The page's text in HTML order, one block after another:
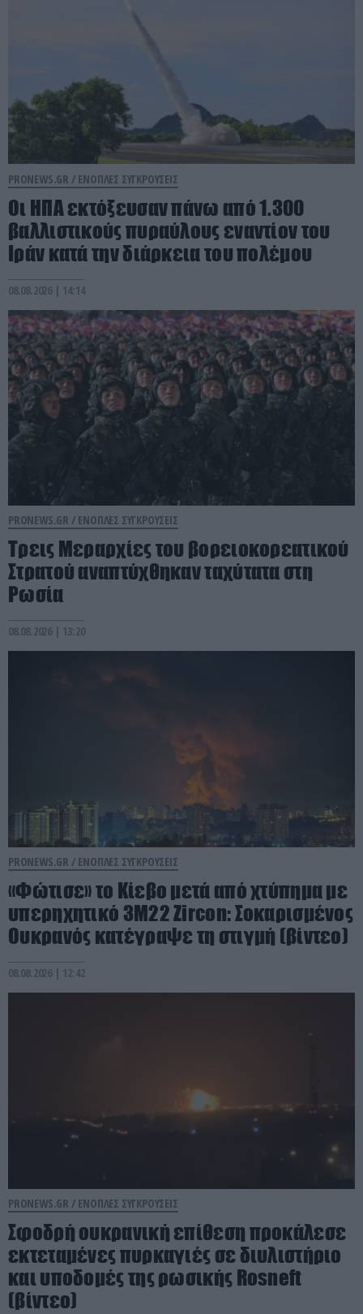
PRONEWS.GR / ΕΝΟΠΛΕΣ ΣΥΓΚΡΟΥΣΕΙΣ
Οι ΗΠΑ εκτόξευσαν πάνω από 1.300
βαλλιστικούς πυραύλους εναντίον του
Ιράν κατά την διάρκεια του πολέμου
08.08.2026 | 14:14
PRONEWS.GR / ΕΝΟΠΛΕΣ ΣΥΓΚΡΟΥΣΕΙΣ
Τρεις Μεραρχίες του βορειοκορεατικού
Στρατού αναπτύχθηκαν ταχύτατα στη
Ρωσία
08.08.2026 | 13:20
PRONEWS.GR / ΕΝΟΠΛΕΣ ΣΥΓΚΡΟΥΣΕΙΣ
«Φώτισε» το Κίεβο μετά από χτύπημα με
υπερηχητικό 3M22 Zircon: Σοκαρισμένος
Ουκρανός κατέγραψε τη στιγμή (βίντεο)
08.08.2026 | 12:42
PRONEWS.GR / ΕΝΟΠΛΕΣ ΣΥΓΚΡΟΥΣΕΙΣ
Σφοδρή ουκρανική επίθεση προκάλεσε
εκτεταμένες πυρκαγιές σε διυλιστήριο
και υποδομές της ρωσικής Rosneft
(βίντεο)